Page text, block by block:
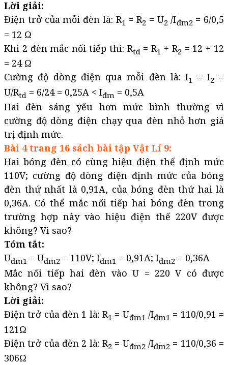
Lời giải:
Điện trở của mỗi đèn là: R1 = R2 = U2 /Iđm2 = 6/0,5
= 12 Ω
Khi 2 đèn mắc nối tiếp thì: Rtd = R1 + R2 = 12 + 12
= 24 Ω
Cường độ dòng điện qua mỗi đèn là: I1 = I2 =
U/Rtd = 6/24 = 0,25A < Iđm = 0,5A
Hai đèn sáng yếu hơn mức bình thường vì
cường độ dòng điện chạy qua đèn nhỏ hơn giá
trị định mức.
Bài 4 trang 16 sách bài tập Vật Lí 9:
Hai bóng đèn có cùng hiệu điện thế định mức
110V; cường độ dòng điện định mức của bóng
đèn thứ nhất là 0,91A, của bóng đèn thứ hai là
0,36A. Có thể mắc nối tiếp hai bóng đèn trong
trường hợp này vào hiệu điện thế 220V được
không? Vì sao?
Tóm tắt:
Uđm1 = Uđm2 = 110V; Iđm1 = 0,91A; Iđm2 = 0,36A
Mắc nối tiếp hai đèn vào U = 220 V có được
không? Vì sao?
Lời giải:
Điện trở của đèn 1 là: R1 = Uđm1 /Iđm1 = 110/0,91 =
121Ω
Điện trở của đèn 2 là: R2 = Uđm2 /Iđm2 = 110/0,36 =
306Ω